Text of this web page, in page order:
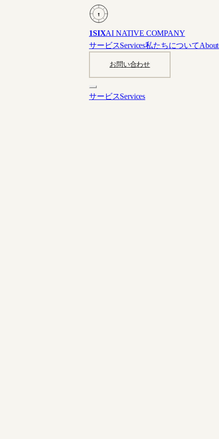
1
1SIXAI NATIVE COMPANY
サービスServices私たちについてAbout
お問い合わせ
サービスServices